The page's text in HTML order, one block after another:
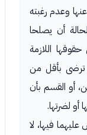
وعدم رغبته
أن يصلحا
اللازمة
ترضى بأقل من
أو القسم بأن
أو لضرتها.
فيها، لا